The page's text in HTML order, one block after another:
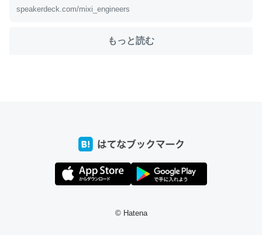
ちょうど同じ理由でEcho Show 8を設定中でした。Prime
り時間を日数にすると1週間とかの人が多いそうだけど、
たいなのでネット環境作ったけどAlexaしか使わないので
回線代ほとんどかからないですよ。参考：
speakerdeck.com/mixi_engineers
もっと読む
© Hatena